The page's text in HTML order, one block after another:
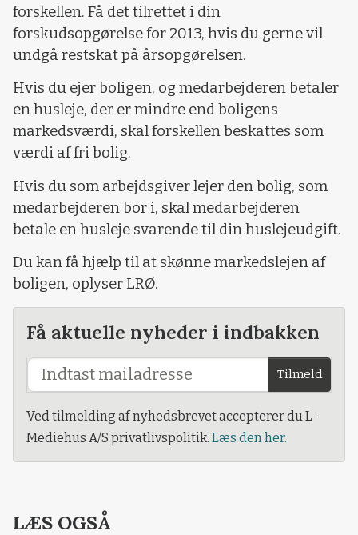
forskellen. Få det tilrettet i din
forskudsopgørelse for 2013, hvis du gerne vil
undgå restskat på årsopgørelsen.
Hvis du ejer boligen, og medarbejderen betaler
en husleje, der er mindre end boligens
markedsværdi, skal forskellen beskattes som
værdi af fri bolig.
Hvis du som arbejdsgiver lejer den bolig, som
medarbejderen bor i, skal medarbejderen
betale en husleje svarende til din huslejeudgift.
Du kan få hjælp til at skønne markedslejen af
boligen, oplyser LRØ.
Få aktuelle nyheder i indbakken
Tilmeld
Ved tilmelding af nyhedsbrevet accepterer du L-
Mediehus A/S privatlivspolitik. Læs den her.
LÆS OGSÅ